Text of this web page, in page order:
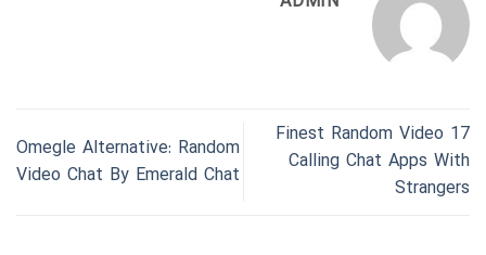
17 Finest Random Video
Calling Chat Apps With
Strangers
Omegle Alternative: Random
Video Chat By Emerald Chat